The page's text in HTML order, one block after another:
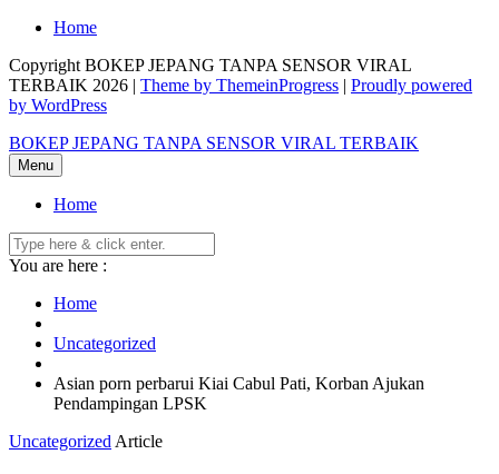
Skip
content
Home
Copyright BOKEP JEPANG TANPA SENSOR VIRAL
TERBAIK 2026 | Theme by ThemeinProgress | Proudly powered
by WordPress
BOKEP JEPANG TANPA SENSOR VIRAL TERBAIK
Menu
Home
You are here :
Home
Uncategorized
Asian porn perbarui Kiai Cabul Pati, Korban Ajukan
Pendampingan LPSK
Uncategorized Article